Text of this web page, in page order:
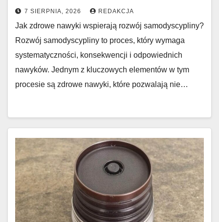
7 SIERPNIA, 2026 REDAKCJA
Jak zdrowe nawyki wspierają rozwój samodyscypliny?
Rozwój samodyscypliny to proces, który wymaga
systematyczności, konsekwencji i odpowiednich
nawyków. Jednym z kluczowych elementów w tym
procesie są zdrowe nawyki, które pozwalają nie…